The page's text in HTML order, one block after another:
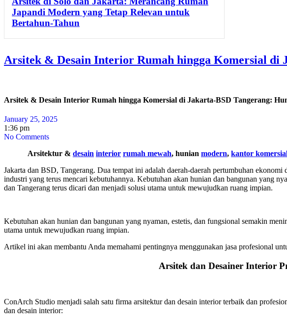
Japandi Modern yang Tetap Relevan untuk
Bertahun-Tahun
Arsitek & Desain Interior Rumah hingga Komersial di
Arsitek & Desain Interior Rumah hingga Komersial di Jakarta-BSD Tangerang:
January 25, 2025
1:36 pm
No Comments
Arsitektur & desain interior rumah mewah, hunian modern, kantor
Jakarta dan BSD, Tangerang. Dua tempat ini adalah daerah-daerah pertumbuhan
industri yang terus mencari kebutuhannya. Kebutuhan akan hunian dan bangunan yang
dan Tangerang terus dicari dan menjadi solusi utama untuk mewujudkan ruang impian.
Kebutuhan akan hunian dan bangunan yang nyaman, estetis, dan fungsional semakin
utama untuk mewujudkan ruang impian.
Artikel ini akan membantu Anda memahami pentingnya menggunakan jasa profesional
Arsitek dan Desainer Interior
ConArch Studio menjadi salah satu firma arsitektur dan desain interior terbaik dan
dan desain interior: